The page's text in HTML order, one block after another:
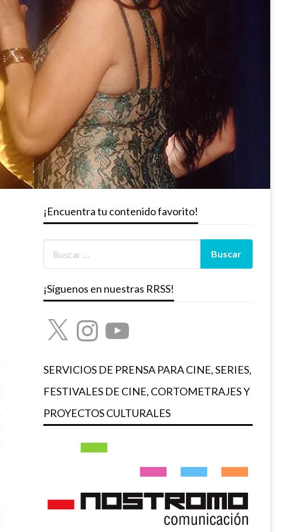
¡Encuentra tu contenido favorito!
¡Síguenos en nuestras RRSS!
X InstagramYouTube
SERVICIOS DE PRENSA PARA CINE, SERIES,
FESTIVALES DE CINE, CORTOMETRAJES Y
PROYECTOS CULTURALES